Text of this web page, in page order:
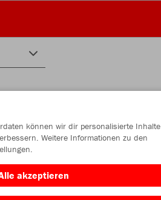
können wir dir personalisierte Inhalte
Weitere Informationen zu den
akzeptieren